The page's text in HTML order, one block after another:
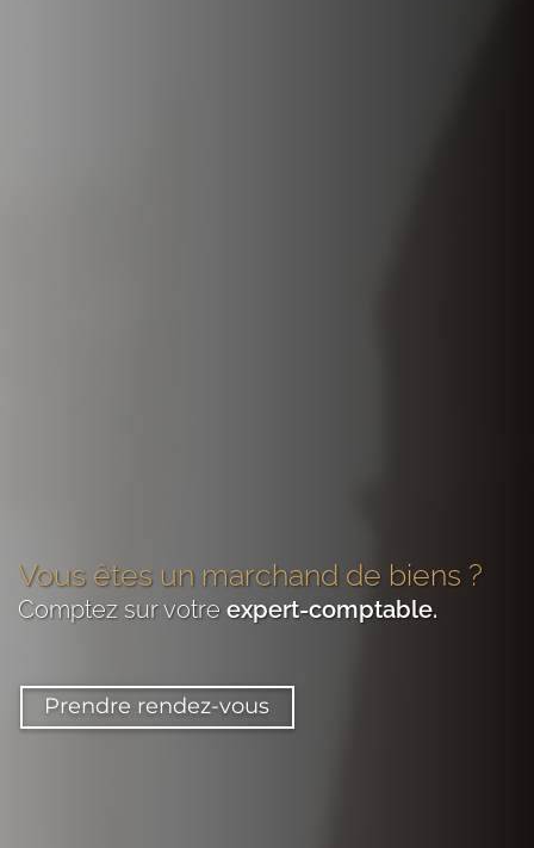
Vous êtes un marchand de biens ?
Comptez sur votre expert-comptable.
Prendre rendez-vous